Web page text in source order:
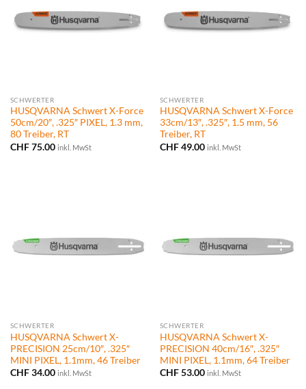
SCHWERTER
HUSQVARNA Schwert X-Force
50cm/20″, .325″ PIXEL, 1.3 mm,
80 Treiber, RT
CHF75.00 inkl. MwSt
SCHWERTER
HUSQVARNA Schwert X-Force
33cm/13″, .325″, 1.5 mm, 56
Treiber, RT
CHF49.00 inkl. MwSt
SCHWERTER
HUSQVARNA Schwert X-
PRECISION 25cm/10″, .325″
MINI PIXEL, 1.1mm, 46 Treiber
CHF34.00 inkl. MwSt
SCHWERTER
HUSQVARNA Schwert X-
PRECISION 40cm/16″, .325″
MINI PIXEL, 1.1mm, 64 Treiber
CHF53.00 inkl. MwSt